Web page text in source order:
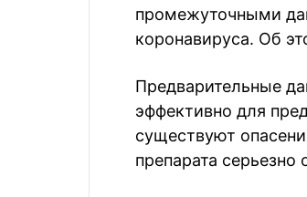
промежуточными
коронавируса. Об
Предварительные
эффективно для
существуют
препарата серьезно